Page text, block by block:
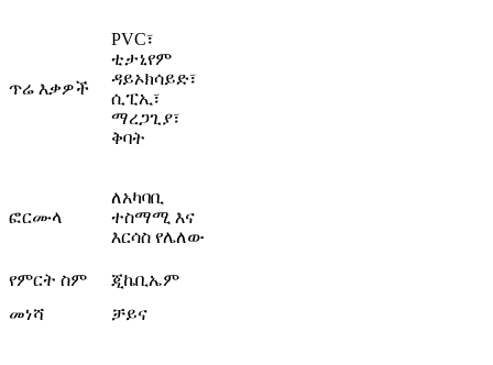
ጥሬ እቃዎች
PVC፣
ቲታኒየም
ዳይኦክሳይድ፣
ሲፒኢ፣
ማረጋጊያ፣
ቅባት
ፎርሙላ
ለአካባቢ
ተስማሚ እና
እርሳስ የሌለው
የምርት ስም
ጂኬቢኤም
መነሻ
ቻይና